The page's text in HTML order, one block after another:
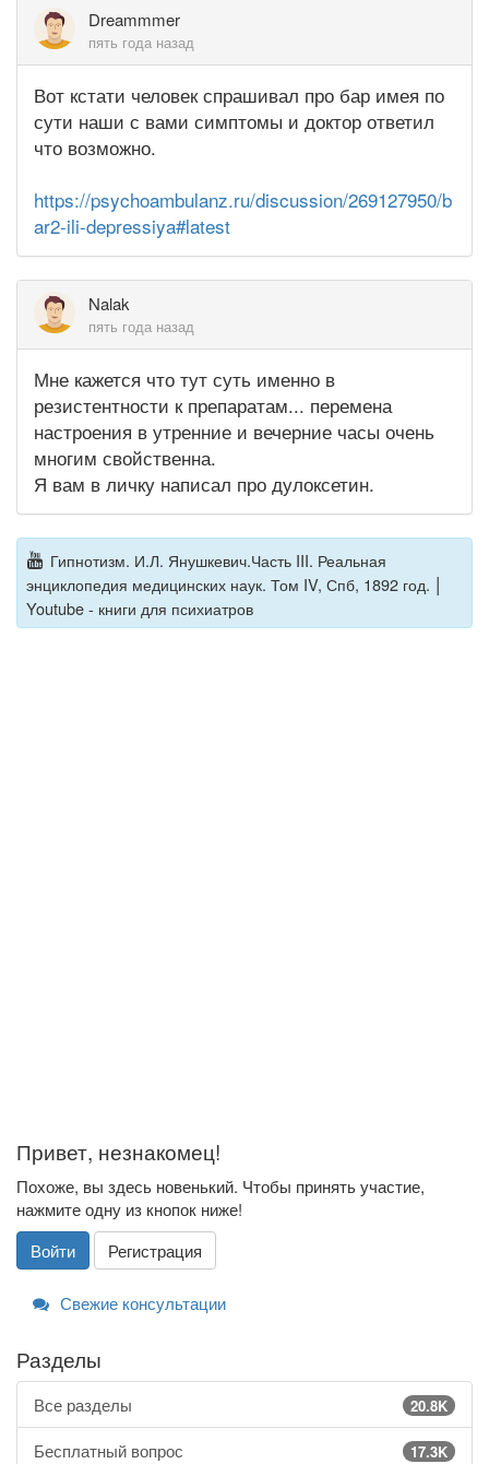
Dreammmer
пять года назад
Вот кстати человек спрашивал про бар имея по
сути наши с вами симптомы и доктор ответил
что возможно.
https://psychoambulanz.ru/discussion/269127950/b
ar2-ili-depressiya#latest
Nalak
пять года назад
Мне кажется что тут суть именно в
резистентности к препаратам... перемена
настроения в утренние и вечерние часы очень
многим свойственна.
Я вам в личку написал про дулоксетин.
Гипнотизм. И.Л. Янушкевич.Часть III. Реальная
энциклопедия медицинских наук. Том IV, Спб, 1892 год. |
Youtube - книги для психиатров
Привет, незнакомец!
Похоже, вы здесь новенький. Чтобы принять участие,
нажмите одну из кнопок ниже!
Войти
Регистрация
Свежие консультации
Разделы
Все разделы 20.8K
Бесплатный вопрос 17.3K